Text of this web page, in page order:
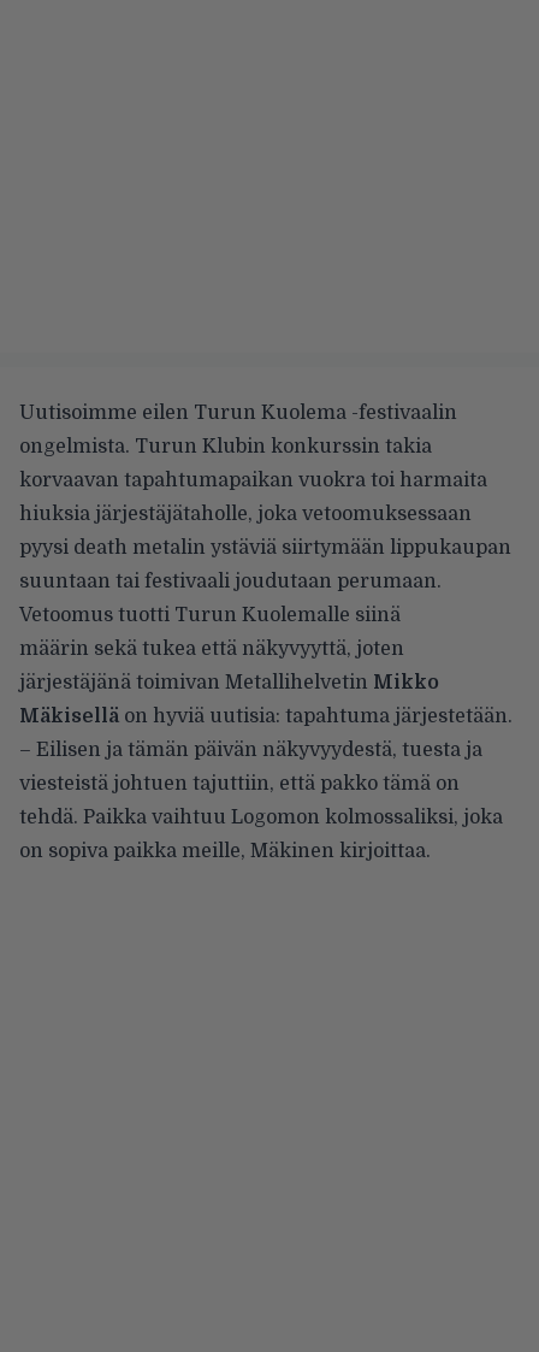
Uutisoimme eilen Turun Kuolema -festivaalin
ongelmista. Turun Klubin konkurssin takia
korvaavan tapahtumapaikan vuokra toi harmaita
hiuksia järjestäjätaholle, joka vetoomuksessaan
pyysi death metalin ystäviä siirtymään lippukaupan
suuntaan tai festivaali joudutaan perumaan.
Vetoomus tuotti Turun Kuolemalle siinä
määrin sekä tukea että näkyvyyttä, joten
järjestäjänä toimivan Metallihelvetin Mikko
Mäkisellä on hyviä uutisia: tapahtuma järjestetään.
– Eilisen ja tämän päivän näkyvyydestä, tuesta ja
viesteistä johtuen tajuttiin, että pakko tämä on
tehdä. Paikka vaihtuu Logomon kolmossaliksi, joka
on sopiva paikka meille, Mäkinen kirjoittaa.